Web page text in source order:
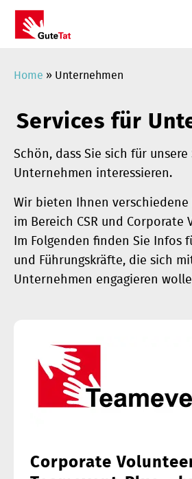
springen
Home » Unternehmen
Services für
Schön, dass Sie sich für unsere
Unternehmen interessieren.
Wir bieten Ihnen verschiedene
im Bereich CSR und Corporate
Im Folgenden finden Sie Infos
und Führungskräfte, die sich
Unternehmen engagieren
Corporate